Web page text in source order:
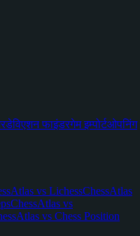
डेविएशन फाइंडरगेम इम्पोर्टओपनिंग
vs LichessChessAtlas
ChessAtlas vs
vs Chess Position